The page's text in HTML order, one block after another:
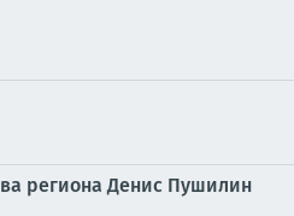
региона Денис Пушилин